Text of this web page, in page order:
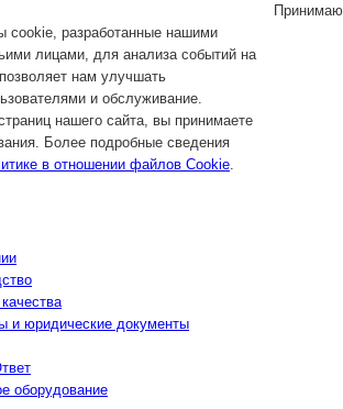
разработанные нашими
лицами, для анализа событий на
нам улучшать
и обслуживание.
нашего сайта, вы принимаете
Более подробные сведения
в отношении файлов Cookie.
Принимаю
и юридические документы
оборудование